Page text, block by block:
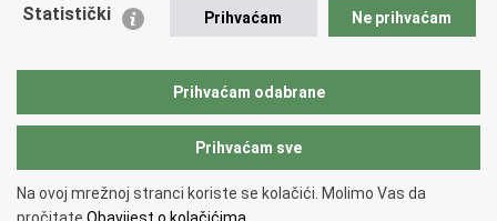
Zaklada policijske solidarnosti
Vučetić"
Copyright © 2026 Policijska uprava Bjelovarsko-bilogorska.
Statistički Prihvaćam Ne prihvaćam
Prihvaćam odabrane
Prihvaćam sve
Na ovoj mrežnoj stranci koriste se kolačići. Molimo Vas da